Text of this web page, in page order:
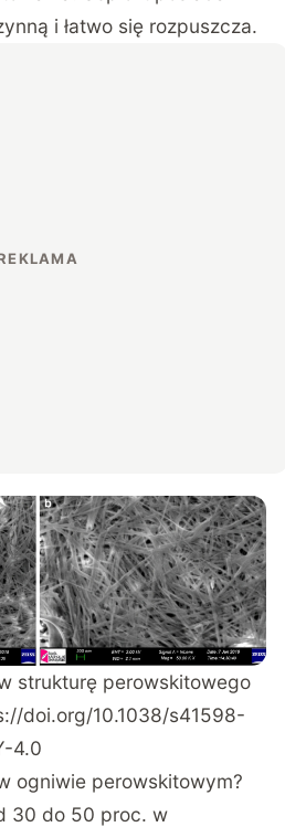
i łatwo się rozpuszcza.
strukturę perowskitowego
doi.org/10.1038/s41598-
4.0
ogniwie perowskitowym?
30 do 50 proc. w